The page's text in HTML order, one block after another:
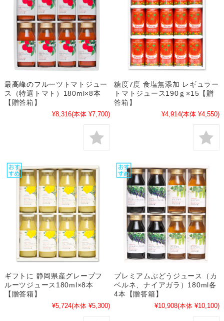
最高峰のフルーツトマトジュー
ス（特選トマト）180ml×8本
【贈答箱】
¥8,316(本体 ¥7,700)
糖度7度 食塩無添加 レギュラー
トマトジュース190ｇ×15【贈
答箱】
¥4,914(本体 ¥4,550)
ギフトに 静岡県産グレープフ
ルーツジュース180ml×8本
【贈答箱】
¥5,724(本体 ¥5,300)
プレミアムぶどうジュース（カ
ベルネ、ナイアガラ）180ml各
4本【贈答箱】
¥10,908(本体 ¥10,100)